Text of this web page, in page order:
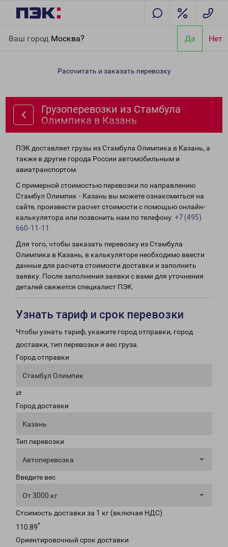
Ваш город Москва? Да Нет
Олимпика в Казань
Рассчитать и заказать перевозку
Грузоперевозки из Стамбула
Олимпика в Казань
ПЭК доставляет грузы из Стамбула Олимпика в Казань, а
также в другие города России автомобильным и
авиатранспортом.
С примерной стоимостью перевозки по направлению
Стамбул Олимпик - Казань вы можете ознакомиться на
сайте, произвести расчет стоимости с помощью онлайн-
калькулятора или позвонить нам по телефону: +7 (495)
660-11-11
Для того, чтобы заказать перевозку из Стамбула
Олимпика в Казань, в калькуляторе необходимо ввести
данные для расчета стоимости доставки и заполнить
заявку. После заполнения заявки с вами для уточнения
деталей свяжется специалист ПЭК.
Узнать тариф и срок перевозки
Чтобы узнать тариф, укажите город отправки, город
доставки, тип перевозки и вес груза.
Город отправки
Стамбул Олимпик
⇄
Город доставки
Казань
Тип перевозки
Автоперевозка
Введите вес
От 3000 кг
Стоимость доставки за 1 кг (включая НДС)
110.89*
Ориентировочный срок доставки